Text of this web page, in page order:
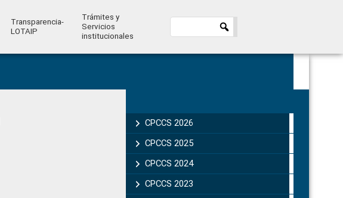
Transparencia-
LOTAIP
Trámites y
Servicios
institucionales
Sidebar
CPCCS 2026
CPCCS 2025
CPCCS 2024
CPCCS 2023